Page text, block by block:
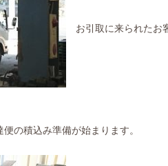
お引取に来られたお
の積込み準備が始まります。